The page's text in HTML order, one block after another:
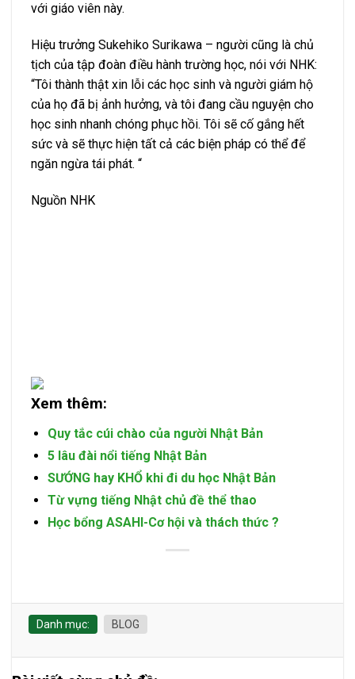
với giáo viên này.
Hiệu trưởng Sukehiko Surikawa – người cũng là chủ
tịch của tập đoàn điều hành trường học, nói với NHK:
“Tôi thành thật xin lỗi các học sinh và người giám hộ
của họ đã bị ảnh hưởng, và tôi đang cầu nguyện cho
học sinh nhanh chóng phục hồi. Tôi sẽ cố gắng hết
sức và sẽ thực hiện tất cả các biện pháp có thể để
ngăn ngừa tái phát. “
Nguồn NHK
Xem thêm:
Quy tắc cúi chào của người Nhật Bản
5 lâu đài nổi tiếng Nhật Bản
SƯỚNG hay KHỔ khi đi du học Nhật Bản
Từ vựng tiếng Nhật chủ đề thể thao
Học bổng ASAHI-Cơ hội và thách thức ?
Danh mục: BLOG